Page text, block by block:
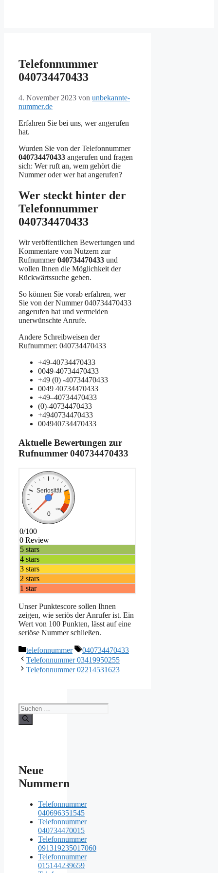
Telefonnummer
040734470433
4. November 2023 von unbekannte-
nummer.de
Erfahren Sie bei uns, wer angerufen
hat.
Wurden Sie von der Telefonnummer
040734470433 angerufen und fragen
sich: Wer ruft an, wem gehört die
Nummer oder wer hat angerufen?
Wer steckt hinter der
Telefonnummer
040734470433
Wir veröffentlichen Bewertungen und
Kommentare von Nutzern zur
Rufnummer040734470433 und
wollen Ihnen die Möglichkeit der
Rückwärtssuche geben.
So können Sie vorab erfahren, wer
Sie von der Nummer 040734470433
angerufen hat und vermeiden
unerwünschte Anrufe.
Andere Schreibweisen der
Rufnummer: 040734470433
+49-40734470433
0049-40734470433
+49 (0) -40734470433
0049 40734470433
+49–40734470433
(0)-40734470433
+4940734470433
004940734470433
Aktuelle Bewertungen zur
Rufnummer 040734470433
Seriosität
0 100
0
0/100
0 Review
5 stars
4 stars
3 stars
2 stars
1 star
Unser Punktescore sollen Ihnen
zeigen, wie seriös der Anrufer ist. Ein
Wert von 100 Punkten, lässt auf eine
seriöse Nummer schließen.
Kategorien
telefonnummer Schlagwörter
040734470433
Telefonnummer 03419950255
Telefonnummer 02214531623
Suche
nach:
Neue
Nummern
Telefonnummer
040696351545
Telefonnummer
040734470015
Telefonnummer
091319235017060
Telefonnummer
015144239659